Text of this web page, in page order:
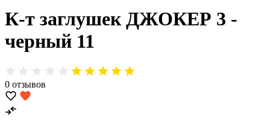
К-т заглушек ДЖОКЕР 3 -
черный 11
0 отзывов